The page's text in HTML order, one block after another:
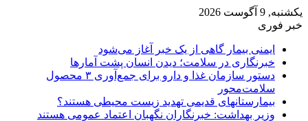
یکشنبه, 9 آگوست 2026
خبر فوری
ایمنی بیمار گاهی از یک خبر آغاز می‌شود
خبرنگاری در سلامت؛ دیدن انسان پشت آمارها
دستور سازمان غذا و دارو برای جمع‌آوری ۳ محصول
سلامت‌محور
بیمارستانهای قدیمی تهدید زیست محیطی هستند؟
وزیر بهداشت: خبرنگاران نگهبان اعتماد عمومی هستند